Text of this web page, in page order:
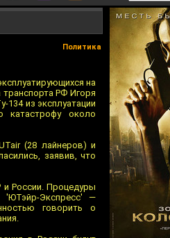
Политика
на
РФ Игоря
из эксплуатации
катастрофу около
(28 лайнеров) и
заявив, что
и России. Процедуры
'ЮТэйр-Экспресс' —
говорить о